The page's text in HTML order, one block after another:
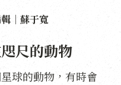
｜蘇于寬
尺的動物
球的動物，有時會